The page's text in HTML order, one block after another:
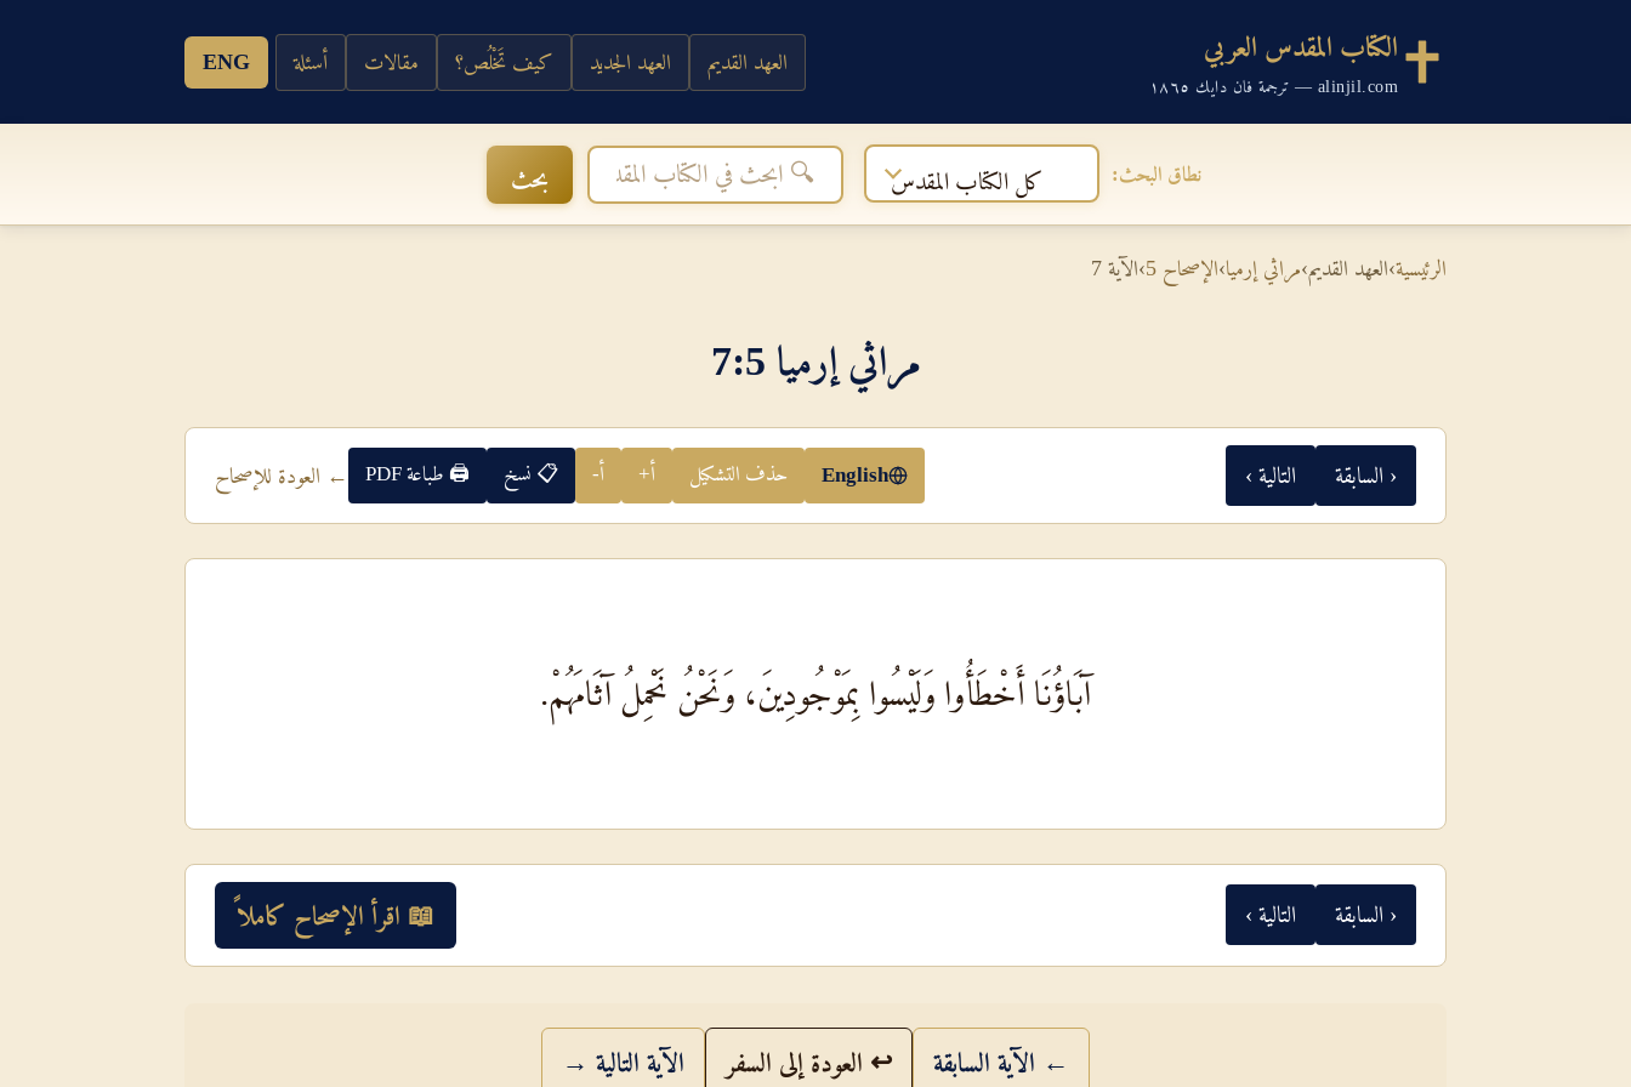
الكتاب المقدس العربي
alinjil.com — ترجمة فان دايك ١٨٦٥
العهد القديم العهد الجديد كيف تَخْلُص؟ مقالات أسئلة ENG
نطاق البحث: كل الكتاب المقدس بحث
الرئيسية›العهد القديم›مراثي إرميا›الإصحاح 5 ›الآية 7
مراثي إرميا 5‏:‏7
‹ السابقة التالية › English حذف التشكيل أ+ أ- 📋 نسخ 🖨 طباعة PDF ← العودة للإصحاح
آبَاؤُنَا أَخْطَأُوا وَلَيْسُوا بِمَوْجُودِينَ، وَنَحْنُ نَحْمِلُ آثَامَهُمْ.
‹ السابقة التالية › 📖 اقرأ الإصحاح كاملاً
← الآية السابقة ↩ العودة إلى السفر الآية التالية →